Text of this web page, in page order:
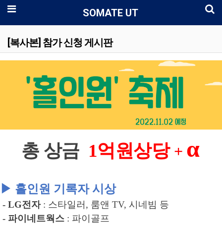
메뉴 SOMATE UT
[복사본] 참가 신청 게시판
총 상금 1억원상당 + α
▶ 홀인원 기록자 시상
- LG전자 : 스타일러 , 룸앤 TV, 시네빔 등
- 파이네트웍스 : 파이골프